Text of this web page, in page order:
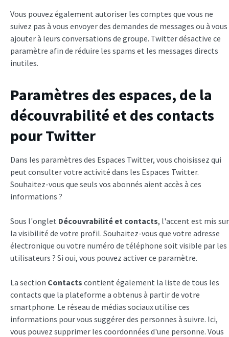
Vous pouvez également autoriser les comptes que vous ne
suivez pas à vous envoyer des demandes de messages ou à vous
ajouter à leurs conversations de groupe. Twitter désactive ce
paramètre afin de réduire les spams et les messages directs
inutiles.
Paramètres des espaces, de la
découvrabilité et des contacts
pour Twitter
Dans les paramètres des Espaces Twitter, vous choisissez qui
peut consulter votre activité dans les Espaces Twitter.
Souhaitez-vous que seuls vos abonnés aient accès à ces
informations ?
Sous l'onglet Découvrabilité et contacts, l'accent est mis sur
la visibilité de votre profil. Souhaitez-vous que votre adresse
électronique ou votre numéro de téléphone soit visible par les
utilisateurs ? Si oui, vous pouvez activer ce paramètre.
La section Contacts contient également la liste de tous les
contacts que la plateforme a obtenus à partir de votre
smartphone. Le réseau de médias sociaux utilise ces
informations pour vous suggérer des personnes à suivre. Ici,
vous pouvez supprimer les coordonnées d'une personne. Vous